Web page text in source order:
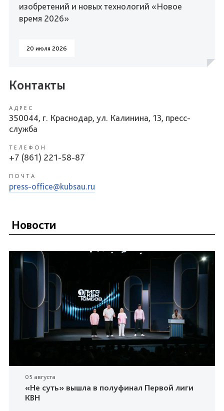
изобретений и новых технологий «Новое
время 2026»
20 июля 2026
Контакты
АДРЕС
350044, г. Краснодар, ул. Калинина, 13, пресс-
служба
ТЕЛЕФОН
+7 (861) 221-58-87
ПОЧТА
press-office@kubsau.ru
Новости
05 августа
«Не суть» вышла в полуфинал Первой лиги
КВН